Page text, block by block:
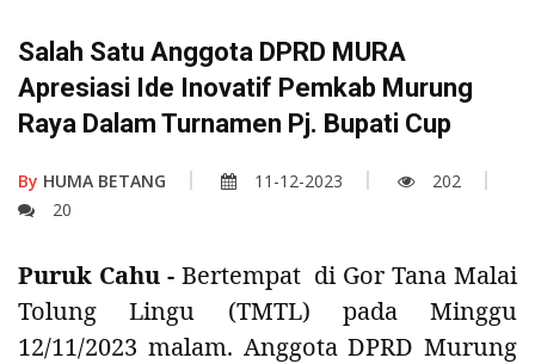
Salah Satu Anggota DPRD MURA
Apresiasi Ide Inovatif Pemkab Murung
Raya Dalam Turnamen Pj. Bupati Cup
By HUMA BETANG 11-12-2023
202
20
Puruk Cahu - Bertempat di Gor Tana Malai
Tolung Lingu (TMTL) pada Minggu
12/11/2023 malam. Anggota DPRD Murung